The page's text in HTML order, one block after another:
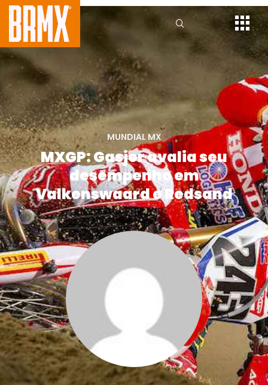
MUNDIAL MX
MXGP: Gasjer avalia seu
desempenho em
Valkenswaard e Redsand